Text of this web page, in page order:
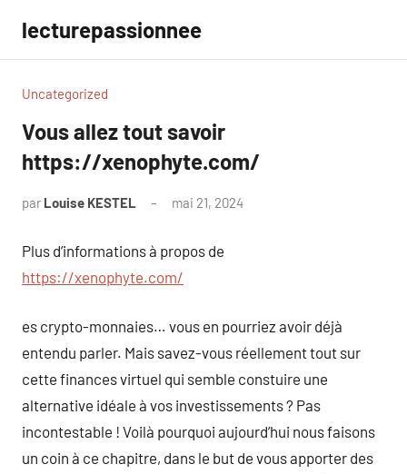
contenu
lecturepassionnee
Uncategorized
Vous allez tout savoir
https://xenophyte.com/
par Louise KESTEL mai 21, 2024
Plus d’informations à propos de
https://xenophyte.com/
es crypto-monnaies… vous en pourriez avoir déjà
entendu parler. Mais savez-vous réellement tout sur
cette finances virtuel qui semble constuire une
alternative idéale à vos investissements ? Pas
incontestable ! Voilà pourquoi aujourd’hui nous faisons
un coin à ce chapitre, dans le but de vous apporter des